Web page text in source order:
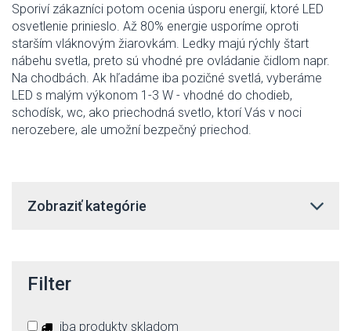
Sporiví zákazníci potom ocenia úsporu energií, ktoré LED
osvetlenie prinieslo. Až 80% energie usporíme oproti
starším vláknovým žiarovkám. Ledky majú rýchly štart
nábehu svetla, preto sú vhodné pre ovládanie čidlom napr.
Na chodbách. Ak hľadáme iba pozičné svetlá, vyberáme
LED s malým výkonom 1-3 W - vhodné do chodieb,
schodísk, wc, ako priechodná svetlo, ktorí Vás v noci
nerozebere, ale umožní bezpečný priechod.
Zobraziť kategórie
Filter
iba produkty skladom